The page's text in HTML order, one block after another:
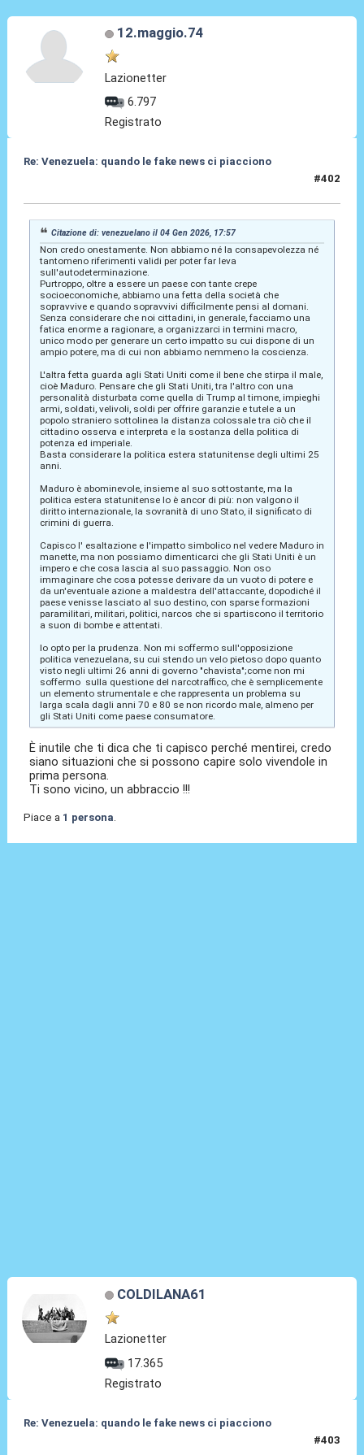
12.maggio.74
Lazionetter
6.797
Registrato
Re: Venezuela: quando le fake news ci piacciono
#402
Citazione di: venezuelano il 04 Gen 2026, 17:57
Non credo onestamente. Non abbiamo né la consapevolezza né
tantomeno riferimenti validi per poter far leva
sull'autodeterminazione.
Purtroppo, oltre a essere un paese con tante crepe
socioeconomiche, abbiamo una fetta della società che
sopravvive e quando sopravvivi difficilmente pensi al domani.
Senza considerare che noi cittadini, in generale, facciamo una
fatica enorme a ragionare, a organizzarci in termini macro,
unico modo per generare un certo impatto su cui dispone di un
ampio potere, ma di cui non abbiamo nemmeno la coscienza.
L'altra fetta guarda agli Stati Uniti come il bene che stirpa il male,
cioè Maduro. Pensare che gli Stati Uniti, tra l'altro con una
personalità disturbata come quella di Trump al timone, impieghi
armi, soldati, velivoli, soldi per offrire garanzie e tutele a un
popolo straniero sottolinea la distanza colossale tra ciò che il
cittadino osserva e interpreta e la sostanza della politica di
potenza ed imperiale.
Basta considerare la politica estera statunitense degli ultimi 25
anni.
Maduro è abominevole, insieme al suo sottostante, ma la
politica estera statunitense lo è ancor di più: non valgono il
diritto internazionale, la sovranità di uno Stato, il significato di
crimini di guerra.
Capisco l' esaltazione e l'impatto simbolico nel vedere Maduro in
manette, ma non possiamo dimenticarci che gli Stati Uniti è un
impero e che cosa lascia al suo passaggio. Non oso
immaginare che cosa potesse derivare da un vuoto di potere e
da un'eventuale azione a maldestra dell'attaccante, dopodiché il
paese venisse lasciato al suo destino, con sparse formazioni
paramilitari, militari, politici, narcos che si spartiscono il territorio
a suon di bombe e attentati.
Io opto per la prudenza. Non mi soffermo sull'opposizione
politica venezuelana, su cui stendo un velo pietoso dopo quanto
visto negli ultimi 26 anni di governo "chavista";come non mi
soffermo sulla questione del narcotraffico, che è semplicemente
un elemento strumentale e che rappresenta un problema su
larga scala dagli anni 70 e 80 se non ricordo male, almeno per
gli Stati Uniti come paese consumatore.
È inutile che ti dica che ti capisco perché mentirei, credo
siano situazioni che si possono capire solo vivendole in
prima persona.
Ti sono vicino, un abbraccio !!!
Piace a 1 persona.
COLDILANA61
Lazionetter
17.365
Registrato
Re: Venezuela: quando le fake news ci piacciono
#403